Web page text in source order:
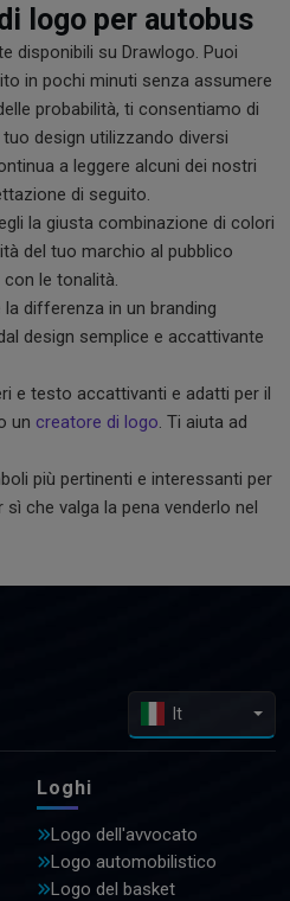
logo per autobus
disponibili su Drawlogo. Puoi
in pochi minuti senza assumere
probabilità, ti consentiamo di
design utilizzando diversi
a leggere alcuni dei nostri
di seguito.
la giusta combinazione di colori
del tuo marchio al pubblico
le tonalità.
differenza in un branding
design semplice e accattivante
e testo accattivanti e adatti per il
un creatore di logo . Ti aiuta ad
più pertinenti e interessanti per
che valga la pena venderlo nel
It
Loghi
Logo dell'avvocato
Logo automobilistico
Logo del basket